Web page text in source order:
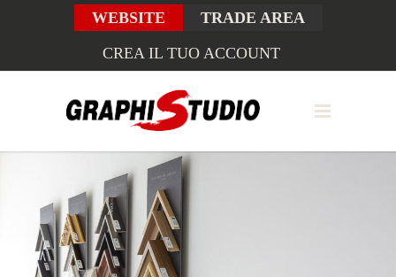
WEBSITE
TRADE AREA
CREA IL TUO ACCOUNT